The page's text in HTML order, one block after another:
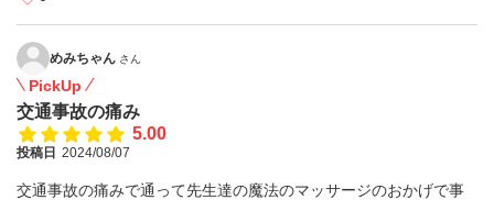
めみちゃん さん
PickUp
交通事故の痛み
5.00
投稿日 2024/08/07
交通事故の痛みで通って先生達の魔法のマッサージのおかげで事